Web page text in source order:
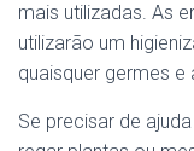
mais utilizadas. As
utilizarão um
quaisquer germes
Se precisar de